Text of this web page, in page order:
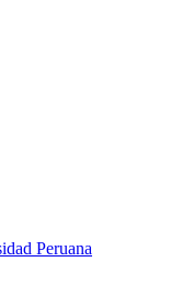
Peruana